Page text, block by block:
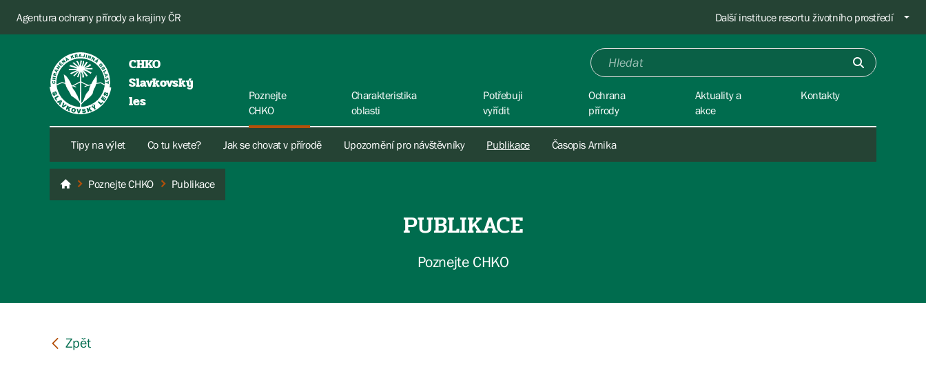
Agentura ochrany přírody a krajiny ČR Další instituce resortu životního prostředí
CHKO
Slavkovský
les
Poznejte
CHKO
Tipy na výlet Co tu kvete? Jak se chovat v přírodě Upozornění pro návštěvníky Publikace Časopis Arnika
Charakteristika
oblasti
Potřebuji
vyřídit
Ochrana
přírody
Aktuality a
akce
Kontakty
Slavkovský les
Poznejte CHKO Publikace
PUBLIKACE
Poznejte CHKO